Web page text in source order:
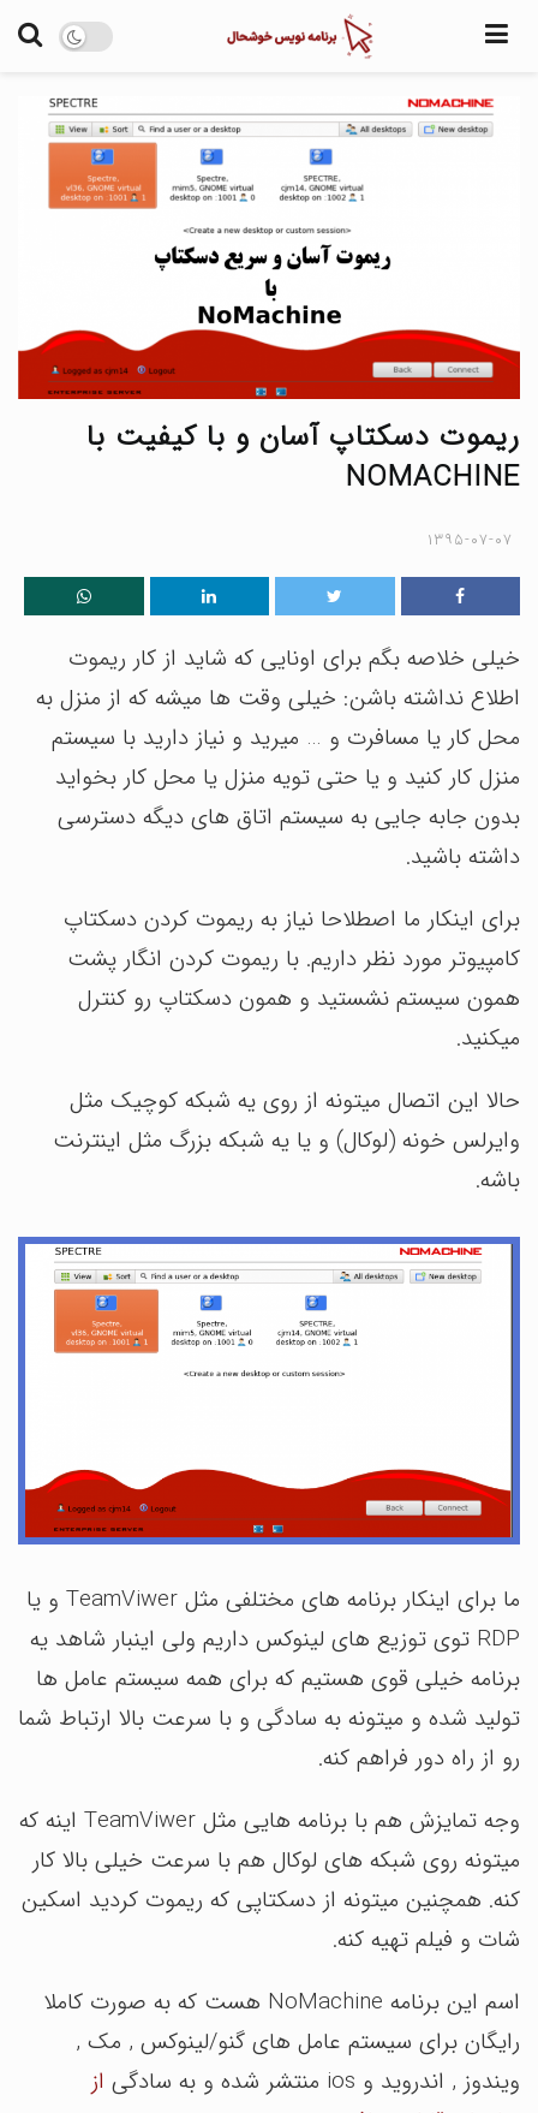
ریموت دسکتاپ آسان و با کیفیت با
NOMACHINE
۱۳۹۵-۰۷-۰۷
خیلی خلاصه بگم برای اونایی که شاید از کار ریموت
اطلاع نداشته باشن: خیلی وقت ها میشه که از منزل به
محل کار یا مسافرت و … میرید و نیاز دارید با سیستم
منزل کار کنید و یا حتی تویه منزل یا محل کار بخواید
بدون جابه جایی به سیستم اتاق های دیگه دسترسی
داشته باشید.
برای اینکار ما اصطلاحا نیاز به ریموت کردن دسکتاپ
کامپیوتر مورد نظر داریم. با ریموت کردن انگار پشت
همون سیستم نشستید و همون دسکتاپ رو کنترل
میکنید.
حالا این اتصال میتونه از روی یه شبکه کوچیک مثل
وایرلس خونه (لوکال) و یا یه شبکه بزرگ مثل اینترنت
باشه.
ما برای اینکار برنامه های مختلفی مثل TeamViwer و یا
RDP توی توزیع های لینوکس داریم ولی اینبار شاهد یه
برنامه خیلی قوی هستیم که برای همه سیستم عامل ها
تولید شده و میتونه به سادگی و با سرعت بالا ارتباط شما
رو از راه دور فراهم کنه.
وجه تمایزش هم با برنامه هایی مثل TeamViwer اینه که
میتونه روی شبکه های لوکال هم با سرعت خیلی بالا کار
کنه. همچنین میتونه از دسکتاپی که ریموت کردید اسکین
شات و فیلم تهیه کنه.
اسم این برنامه NoMachine هست که به صورت کاملا
رایگان برای سیستم عامل های گنو/لینوکس , مک ,
ویندوز , اندروید و ios منتشر شده و به سادگی
از
آموزش
نرم افزار
درباره من